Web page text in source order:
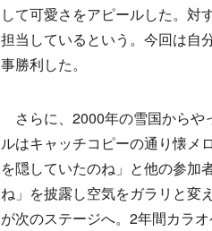
して可愛さをアピールした。対
担当しているという。今回は自
事勝利した。
さらに、2000年の雪国からや
ルはキャッチコピーの通り懐メ
を隠していたのね」と他の参加
ね」を披露し空気をガラリと変
が次のステージへ。2年間カラ